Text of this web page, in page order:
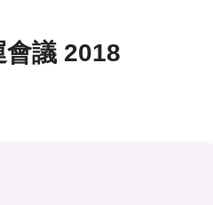
會議 2018